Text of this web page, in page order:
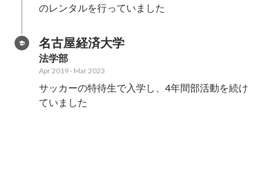
のレンタルを行っていました
名古屋経済大学
法学部
Apr 2019- Mar 2023
サッカーの特待生で入学し、4年間部活動を続け
ていました